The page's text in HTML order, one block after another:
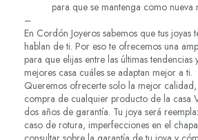
para que se mantenga como nueva
–
En Cordón Joyeros sabemos que tus joyas
hablan de ti. Por eso te ofrecemos una
para que elijas entre las últimas tendencias
mejores casa cuáles se adaptan mejor a ti.
Queremos ofrecerte solo la mejor
compra de cualquier producto de la casa
dos años de garantía. Tu joya será
caso de rotura, imperfecciones en el